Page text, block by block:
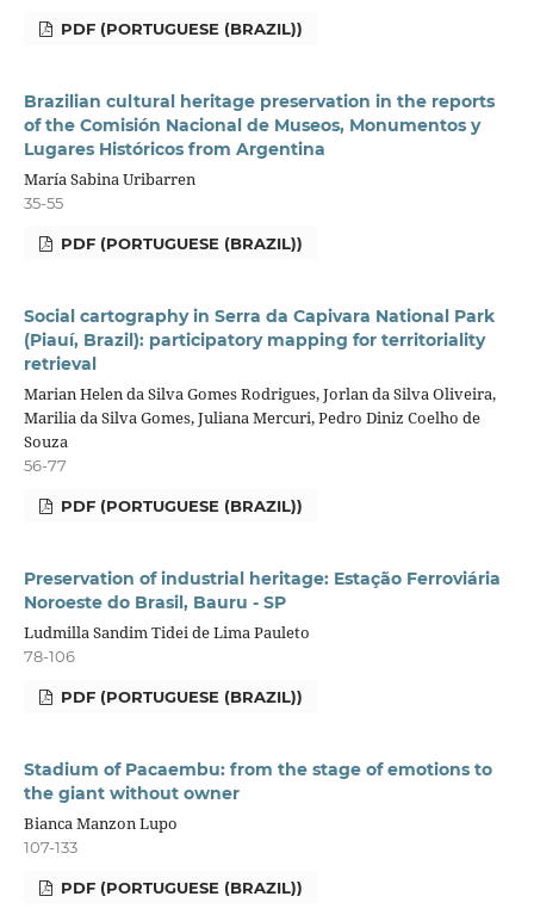
PDF (PORTUGUESE (BRAZIL))
Brazilian cultural heritage preservation in the reports
of the Comisión Nacional de Museos, Monumentos y
Lugares Históricos from Argentina
María Sabina Uribarren
35-55
PDF (PORTUGUESE (BRAZIL))
Social cartography in Serra da Capivara National Park
(Piauí, Brazil): participatory mapping for territoriality
retrieval
Marian Helen da Silva Gomes Rodrigues, Jorlan da Silva Oliveira,
Marilia da Silva Gomes, Juliana Mercuri, Pedro Diniz Coelho de
Souza
56-77
PDF (PORTUGUESE (BRAZIL))
Preservation of industrial heritage: Estação Ferroviária
Noroeste do Brasil, Bauru - SP
Ludmilla Sandim Tidei de Lima Pauleto
78-106
PDF (PORTUGUESE (BRAZIL))
Stadium of Pacaembu: from the stage of emotions to
the giant without owner
Bianca Manzon Lupo
107-133
PDF (PORTUGUESE (BRAZIL))